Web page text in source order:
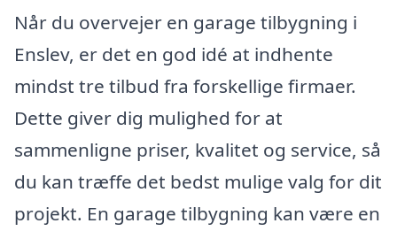
Når du overvejer en garage tilbygning i
Enslev, er det en god idé at indhente
mindst tre tilbud fra forskellige firmaer.
Dette giver dig mulighed for at
sammenligne priser, kvalitet og service, så
du kan træffe det bedst mulige valg for dit
projekt. En garage tilbygning kan være en